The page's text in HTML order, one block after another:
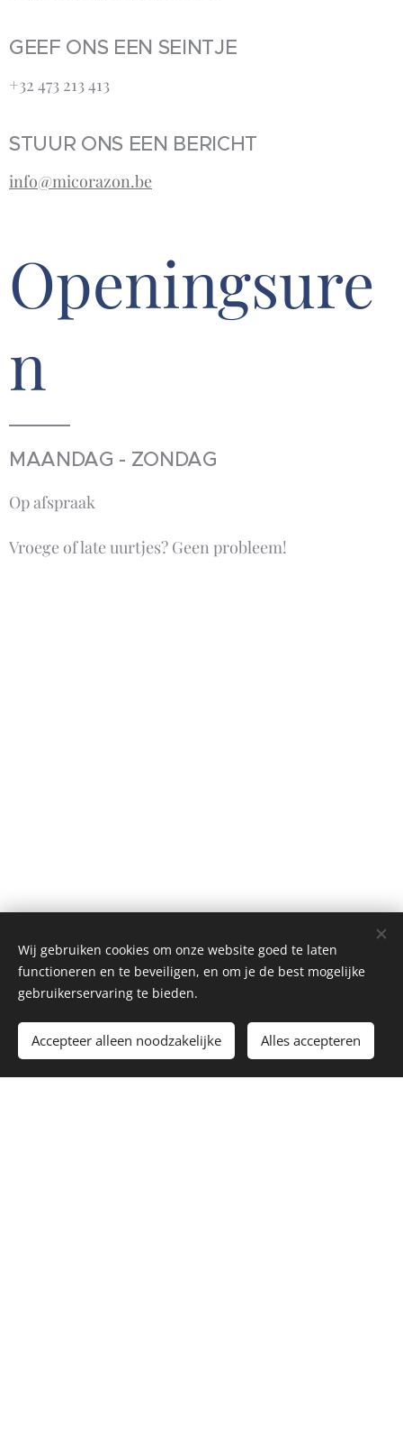
Toevoegen aan de winkelwagen
GEEF ONS EEN SEINTJE
+32 473 213 413‬
STUUR ONS EEN BERICHT
info@micorazon.be
Openingsure
n
MAANDAG - ZONDAG
Op afspraak
Vroege of late uurtjes? Geen probleem!
Wij gebruiken cookies om onze website goed te laten
functioneren en te beveiligen, en om je de best mogelijke
gebruikerservaring te bieden.
Accepteer alleen noodzakelijke Alles accepteren